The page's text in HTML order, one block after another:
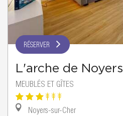
RÉSERVER
L'arche de Noyers
MEUBLÉS ET GÎTES
Noyers-sur-Cher